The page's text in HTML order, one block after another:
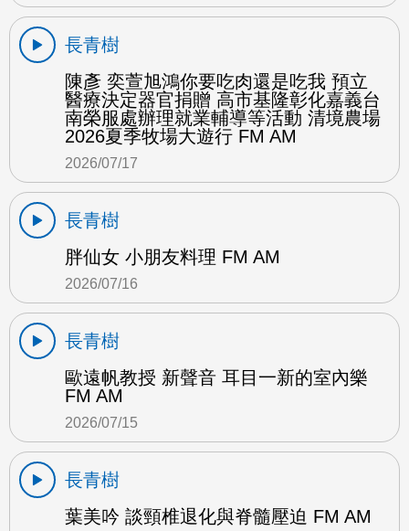
長青樹
陳彥 奕萱旭鴻你要吃肉還是吃我 預立
醫療決定器官捐贈 高市基隆彰化嘉義台
南榮服處辦理就業輔導等活動 清境農場
2026夏季牧場大遊行 FM AM
2026/07/17
長青樹
胖仙女 小朋友料理 FM AM
2026/07/16
長青樹
歐遠帆教授 新聲音 耳目一新的室內樂
FM AM
2026/07/15
長青樹
葉美吟 談頸椎退化與脊髓壓迫 FM AM